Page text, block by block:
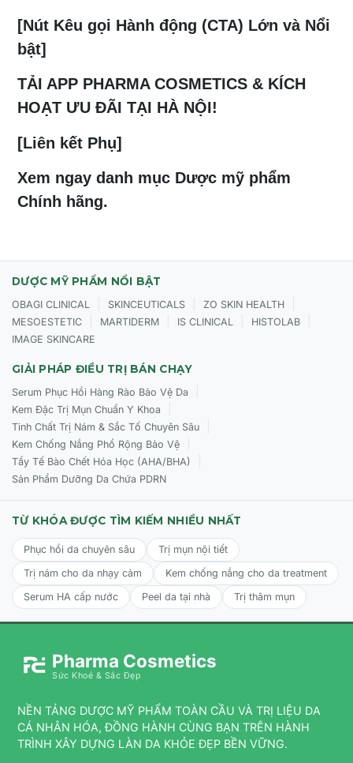
[Nút Kêu gọi Hành động (CTA) Lớn và Nổi
bật]
TẢI APP PHARMA COSMETICS & KÍCH
HOẠT ƯU ĐÃI TẠI HÀ NỘI!
[Liên kết Phụ]
Xem ngay danh mục Dược mỹ phẩm
Chính hãng.
DƯỢC MỸ PHẨM NỔI BẬT
OBAGI CLINICAL SKINCEUTICALS ZO SKIN HEALTH
MESOESTETIC MARTIDERM IS CLINICAL HISTOLAB
IMAGE SKINCARE
GIẢI PHÁP ĐIỀU TRỊ BÁN CHẠY
Serum Phục Hồi Hàng Rào Bảo Vệ Da
Kem Đặc Trị Mụn Chuẩn Y Khoa
Tinh Chất Trị Nám & Sắc Tố Chuyên Sâu
Kem Chống Nắng Phổ Rộng Bảo Vệ
Tẩy Tế Bào Chết Hóa Học (AHA/BHA)
Sản Phẩm Dưỡng Da Chứa PDRN
TỪ KHÓA ĐƯỢC TÌM KIẾM NHIỀU NHẤT
Phục hồi da chuyên sâu
Trị mụn nội tiết
Trị nám cho da nhạy cảm
Kem chống nắng cho da treatment
Serum HA cấp nước
Peel da tại nhà Trị thâm mụn
Pharma Cosmetics
Sức Khoẻ & Sắc Đẹp
NỀN TẢNG DƯỢC MỸ PHẨM TOÀN CẦU VÀ TRỊ LIỆU DA
CÁ NHÂN HÓA, ĐỒNG HÀNH CÙNG BẠN TRÊN HÀNH
TRÌNH XÂY DỰNG LÀN DA KHỎE ĐẸP BỀN VỮNG.